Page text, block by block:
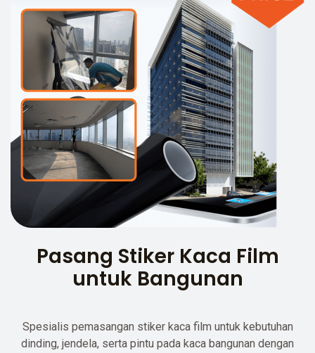
Pasang Stiker Kaca Film
untuk Bangunan
Spesialis pemasangan stiker kaca film untuk kebutuhan
dinding, jendela, serta pintu pada kaca bangunan dengan